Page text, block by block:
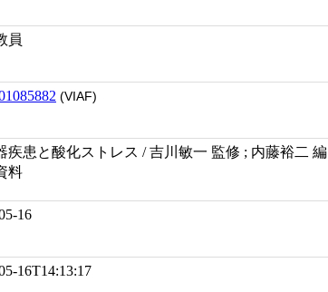
員
(VIAF)
疾患と酸化ストレス / 吉川敏一 監修 ; 内藤裕二 編
料
16
16T14:13:17